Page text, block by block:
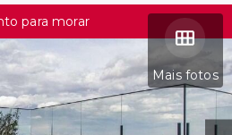
Mais fotos
para morar